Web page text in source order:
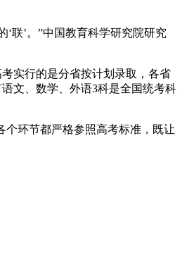
联’。”中国教育科学研究院研究
实行的是分省按计划录取，各省
文、数学、外语3科是全国统考科
环节都严格参照高考标准，既让